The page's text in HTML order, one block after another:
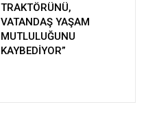
TRAKTÖRÜNÜ,
VATANDAŞ YAŞAM
MUTLULUĞUNU
KAYBEDİYOR”